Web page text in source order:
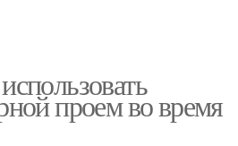
проем во время